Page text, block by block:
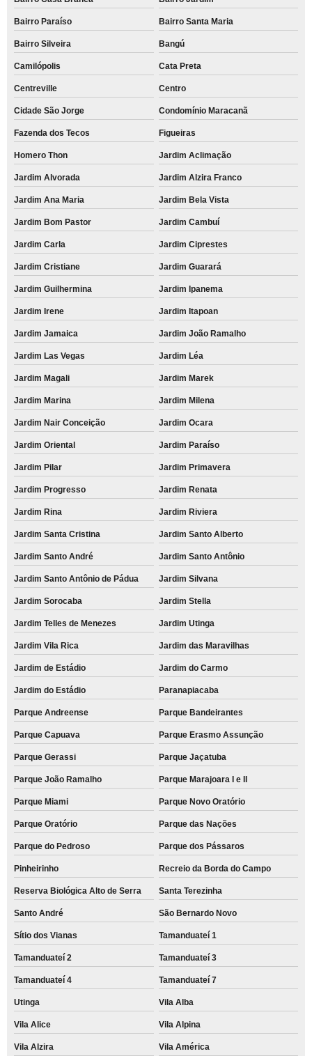
Bairro Paraíso Bairro Santa Maria
Bairro Silveira Bangú
Camilópolis Cata Preta
Centreville Centro
Cidade São Jorge Condomínio Maracanã
Fazenda dos Tecos Figueiras
Homero Thon Jardim Aclimação
Jardim Alvorada Jardim Alzira Franco
Jardim Ana Maria Jardim Bela Vista
Jardim Bom Pastor Jardim Cambuí
Jardim Carla Jardim Ciprestes
Jardim Cristiane Jardim Guarará
Jardim Guilhermina Jardim Ipanema
Jardim Irene Jardim Itapoan
Jardim Jamaica Jardim João Ramalho
Jardim Las Vegas Jardim Léa
Jardim Magali Jardim Marek
Jardim Marina Jardim Milena
Jardim Nair Conceição Jardim Ocara
Jardim Oriental Jardim Paraíso
Jardim Pilar Jardim Primavera
Jardim Progresso Jardim Renata
Jardim Rina Jardim Riviera
Jardim Santa Cristina Jardim Santo Alberto
Jardim Santo André Jardim Santo Antônio
Jardim Santo Antônio de Pádua Jardim Silvana
Jardim Sorocaba Jardim Stella
Jardim Telles de Menezes Jardim Utinga
Jardim Vila Rica Jardim das Maravilhas
Jardim de Estádio Jardim do Carmo
Jardim do Estádio Paranapiacaba
Parque Andreense Parque Bandeirantes
Parque Capuava Parque Erasmo Assunção
Parque Gerassi Parque Jaçatuba
Parque João Ramalho Parque Marajoara I e II
Parque Miami Parque Novo Oratório
Parque Oratório Parque das Nações
Parque do Pedroso Parque dos Pássaros
Pinheirinho Recreio da Borda do Campo
Reserva Biológica Alto de Serra Santa Terezinha
Santo André São Bernardo Novo
Sítio dos Vianas Tamanduateí 1
Tamanduateí 2 Tamanduateí 3
Tamanduateí 4 Tamanduateí 7
Utinga Vila Alba
Vila Alice Vila Alpina
Vila Alzira Vila América